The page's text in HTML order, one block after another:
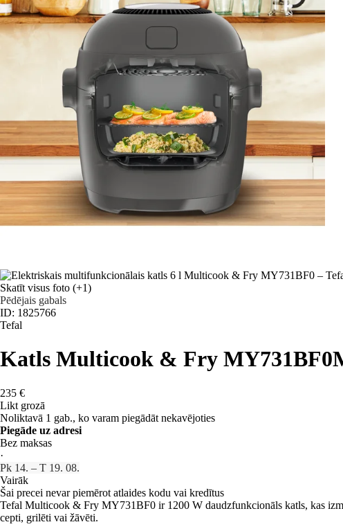
Skatīt visus foto (+1)
Pēdējais gabals
ID: 1825766
Tefal
Katls Multicook & Fry MY731BF0
235 €
Likt grozā
Noliktavā 1 gab., ko varam piegādāt nekavējoties
Piegāde uz adresi
Bez maksas
·
Pk 14. – T 19. 08.
Vairāk
Šai precei nevar piemērot atlaides kodu vai kredītus
Tefal Multicook & Fry MY731BF0 ir 1200 W daudzfunkcionāls katls, kas
cepti, grilēti vai žāvēti.